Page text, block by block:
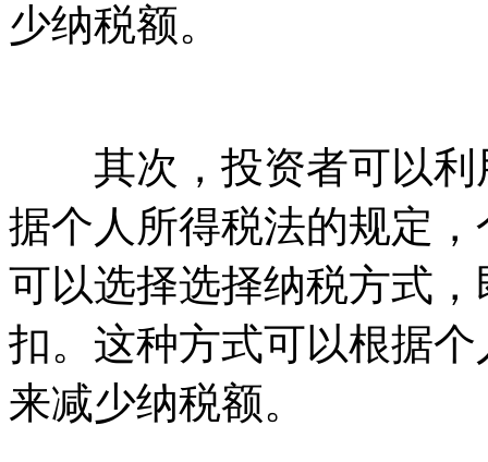
少纳税额。
其次，投资者可以利
据个人所得税法的规定
可以选择选择纳税方式
扣。这种方式可以根据
来减少纳税额。